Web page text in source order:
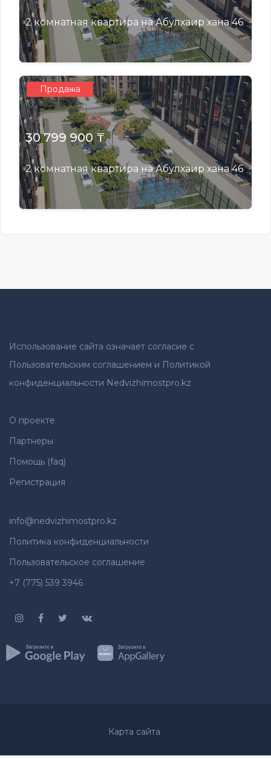
2 комнатная квартира на Абулхаир хана 46
Продажа
30 799 900 ₸
2 комнатная квартира на Абулхаир хана 46
Использование сайта означает согласие с
Пользовательским соглашением и Политикой
конфиденциальности Nedvizhimostpro.kz
О проекте
Партнеры
Помощь (faq)
Регистрация
info@nedvizhimostpro.kz
Политика конфиденциальности
Пользовательское соглашение
+7 (775) 539 3946
Карта сайта